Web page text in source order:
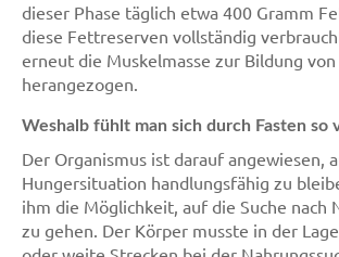
dieser Phase täglich etwa 400 Gramm
diese Fettreserven vollständig
erneut die Muskelmasse zur Bildung
herangezogen.
Weshalb fühlt man sich durch Fasten so
Der Organismus ist darauf angewiesen,
Hungersituation handlungsfähig zu
ihm die Möglichkeit, auf die Suche nach
zu gehen. Der Körper musste in der